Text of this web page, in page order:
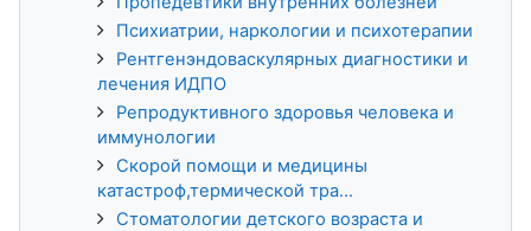
Психиатрии, наркологии и психотерапии
Рентгенэндоваскулярных диагностики и
лечения ИДПО
Репродуктивного здоровья человека и
иммунологии
Скорой помощи и медицины
катастроф,термической тра...
Стоматологии детского возраста и